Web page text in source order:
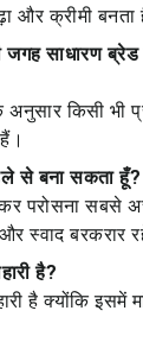
और क्रीमी बनता
जगह साधारण
किसी भी
से बना सकता हूँ?
परोसना सबसे
स्वाद बरकरार
है?
है क्योंकि इसमें